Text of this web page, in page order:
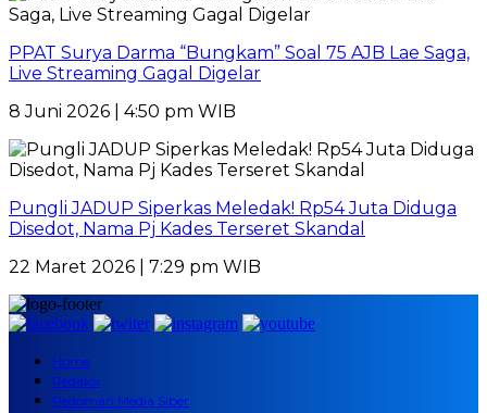
PPAT Surya Darma “Bungkam” Soal 75 AJB Lae Saga,
Live Streaming Gagal Digelar
8 Juni 2026 | 4:50 pm WIB
Pungli JADUP Siperkas Meledak! Rp54 Juta Diduga
Disedot, Nama Pj Kades Terseret Skandal
22 Maret 2026 | 7:29 pm WIB
Home
Redaksi
Pedoman Media Siber